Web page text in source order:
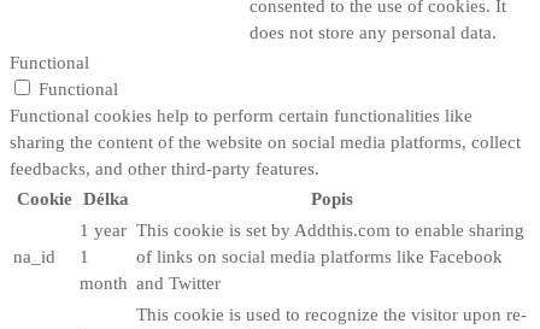
consented to the use of cookies. It
does not store any personal data.
Functional
Functional
Functional cookies help to perform certain functionalities like
sharing the content of the website on social media platforms, collect
feedbacks, and other third-party features.
Cookie Délka Popis
na_id
1 year
1
month
This cookie is set by Addthis.com to enable sharing
of links on social media platforms like Facebook
and Twitter
This cookie is used to recognize the visitor upon re-